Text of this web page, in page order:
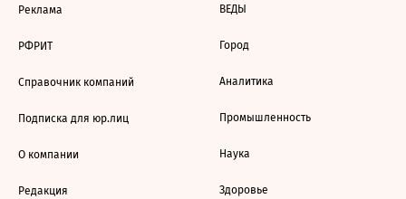
Реклама
РФРИТ
Справочник компаний
Подписка для юр.лиц
О компании
Редакция
ВЕДЫ
Город
Аналитика
Промышленность
Наука
Здоровье